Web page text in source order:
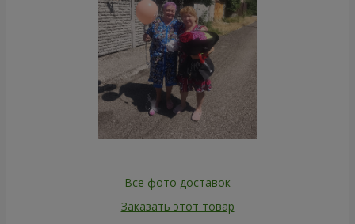
Все фото доставок
Заказать этот товар